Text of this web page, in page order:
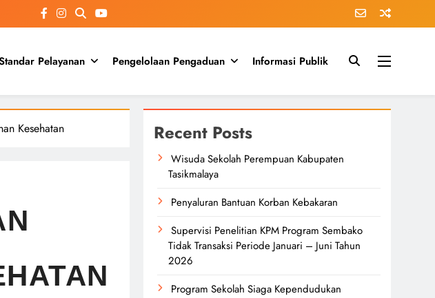
Pelayanan Pengelolaan Pengaduan Informasi Publik
Kesehatan Recent Posts
Wisuda Sekolah Perempuan Kabupaten
Tasikmalaya
Penyaluran Bantuan Korban Kebakaran
Supervisi Penelitian KPM Program Sembako
Tidak Transaksi Periode Januari – Juni Tahun
2026
Program Sekolah Siaga Kependudukan